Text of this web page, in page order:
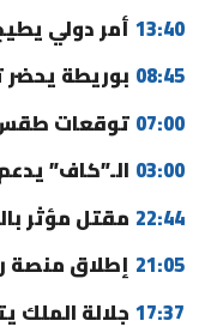
13:40 أمر دولي
08:45 بوريطة
07:00توقعات طقس
03:00 الـ”كاف”
22:44 مقتل مؤثر
21:05 إطلاق منصة
17:37 جلالة الملك